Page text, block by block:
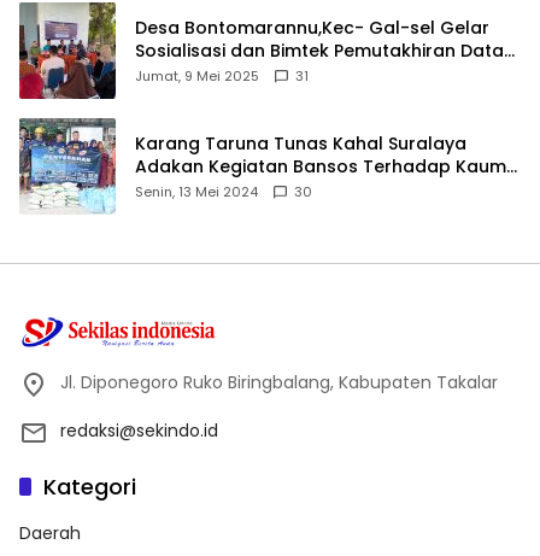
Desa Bontomarannu,Kec- Gal-sel Gelar
Sosialisasi dan Bimtek Pemutakhiran Data
ID
Jumat, 9 Mei 2025 31
Karang Taruna Tunas Kahal Suralaya
Adakan Kegiatan Bansos Terhadap Kaum
Dhuafa dan Anak Yatim-Piatu
Senin, 13 Mei 2024 30
Jl. Diponegoro Ruko Biringbalang, Kabupaten Takalar
redaksi@sekindo.id
Kategori
Daerah